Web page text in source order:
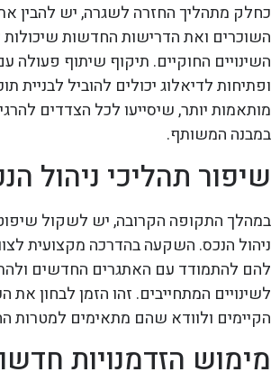
כחלק מתהליך החזרה לשגרה, יש להבין
השוכרים ואת הדרישות החדשות שיכולות
השינויים החוקיים. תיקוף שיתוף פעולה
ופתיחות לדיאלוג יכולים להוביל לבניית
מותאמות יותר, שיסייעו לכל הצדדים
במבנה המשותף.
שיפור תהליכי ניהול
במהלך התקופה הקרובה, יש לשקול שיפוט
ניהול הנכס. השקעה בהדרכה מקצועית
להם להתמודד עם האתגרים החדשים
לשינויים המתחייבים. זהו הזמן לבחון את
הקיימים ולוודא שהם מתאימים למטרות
מימוש הזדמנויות